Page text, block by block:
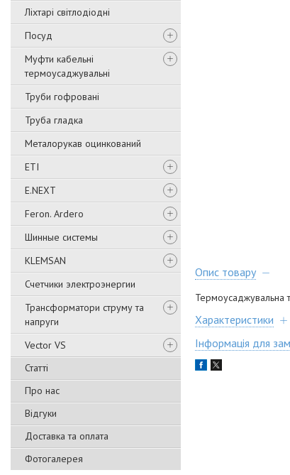
Ліхтарі світлодіодні
Посуд
Муфти кабельні
термоусаджувальні
Труби гофровані
Труба гладка
Металорукав оцинкований
ETI
E.NEXT
Feron. Ardero
Шинные системы
KLEMSAN
Счетчики электроэнергии
Трансформатори струму та
напруги
Vector VS
Статті
Про нас
Відгуки
Доставка та оплата
Фотогалерея
Опис товару
Термоусаджувальна
Характеристики
Інформація для